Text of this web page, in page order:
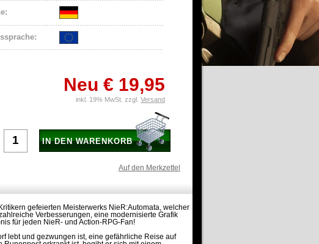
Neu € 19,95
inkl. 19% MwSt. zzgl. Versand
IN DEN WARENKORB
Auf den Merkzettel
gefeierten Meisterwerks NieR:Automata, welcher
Verbesserungen, eine modernisierte Grafik
für jeden NieR- und Action-RPG-Fan!
lebt und gezwungen ist, eine gefährliche Reise auf